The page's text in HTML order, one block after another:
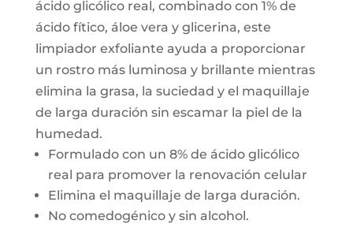
ácido glicólico real, combinado con 1% de
ácido fítico, áloe vera y glicerina, este
limpiador exfoliante ayuda a proporcionar
un rostro más luminosa y brillante mientras
elimina la grasa, la suciedad y el maquillaje
de larga duración sin escamar la piel de la
humedad.
Formulado con un 8% de ácido glicólico
real para promover la renovación celular
Elimina el maquillaje de larga duración.
No comedogénico y sin alcohol.